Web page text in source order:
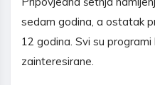
sedam godina, a ostatak
12 godina. Svi su
zainteresirane.